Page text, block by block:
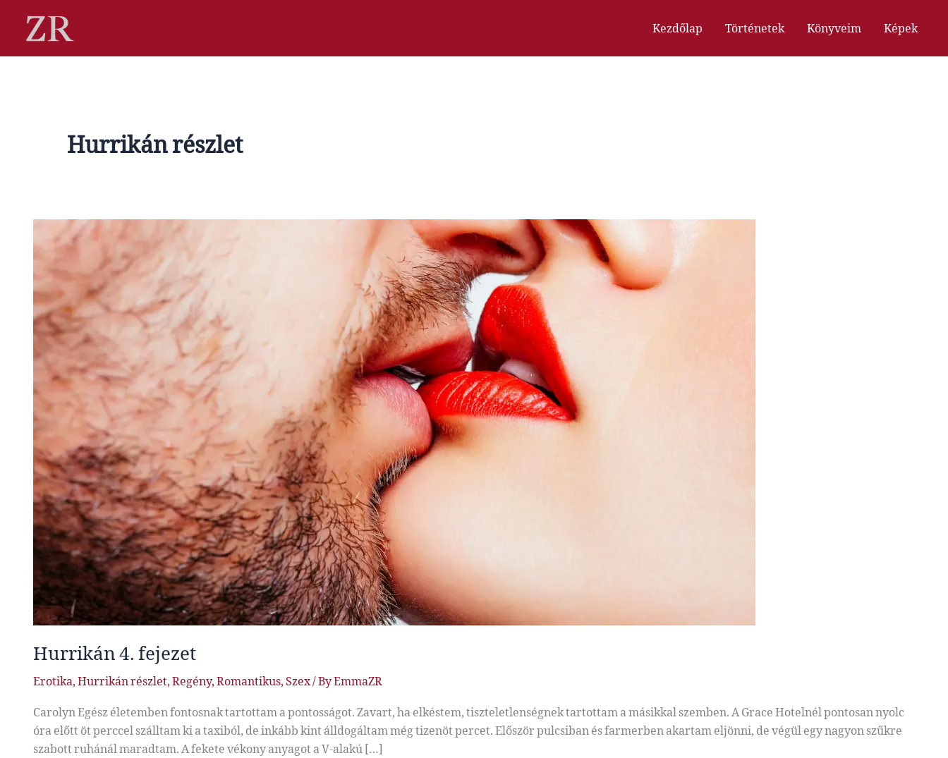
content
Kezdőlap Történetek Könyveim Képek
Hurrikán részlet
Hurrikán 4. fejezet
Erotika,Hurrikán részlet,Regény,Romantikus,Szex/ ByEmmaZR
Carolyn Egész életemben fontosnak tartottam a pontosságot. Zavart, ha elkéstem, tiszteletlenségnek tartottam a másikkal szemben. A Grace Hotelnél pontosan nyolc
óra előtt öt perccel szálltam ki a taxiból, de inkább kint álldogáltam még tizenöt percet. Először pulcsiban és farmerben akartam eljönni, de végül egy nagyon szűkre
szabott ruhánál maradtam. A fekete vékony anyagot a V-alakú […]